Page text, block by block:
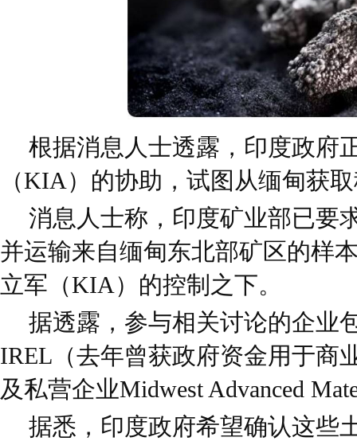
根据消息人士透露，印度政府
（KIA）的协助，试图从缅甸获
消息人士称，印度矿业部已要
并运输来自缅甸东北部矿区的样
立军（KIA）的控制之下。
据透露，参与相关讨论的企业
IREL（去年曾获政府资金用于商
及私营企业Midwest Advanced
据悉，印度政府希望确认这些